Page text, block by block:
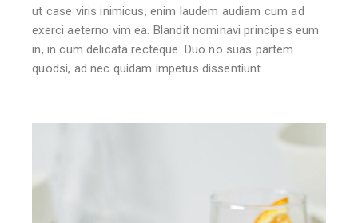
ut case viris inimicus, enim laudem audiam cum ad
exerci aeterno vim ea. Blandit nominavi principes eum
in, in cum delicata recteque. Duo no suas partem
quodsi, ad nec quidam impetus dissentiunt.